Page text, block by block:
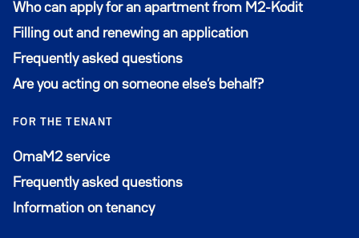
Who can apply for an apartment from M2-Kodit
Filling out and renewing an application
Frequently asked questions
Are you acting on someone else’s behalf?
FOR THE TENANT
OmaM2 serviceAvautuu uuteen ikkunaan
Frequently asked questions
Information on tenancy